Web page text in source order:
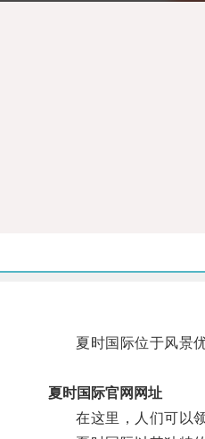
夏时国际位于风景优
夏时国际官网网址
在这里，人们可以领